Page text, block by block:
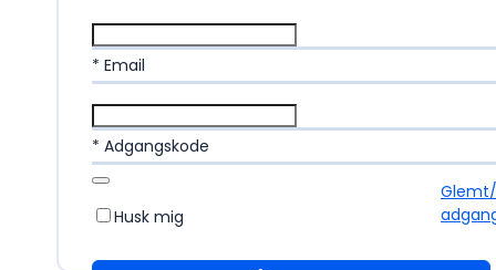
* Email
* Adgangskode
Husk mig